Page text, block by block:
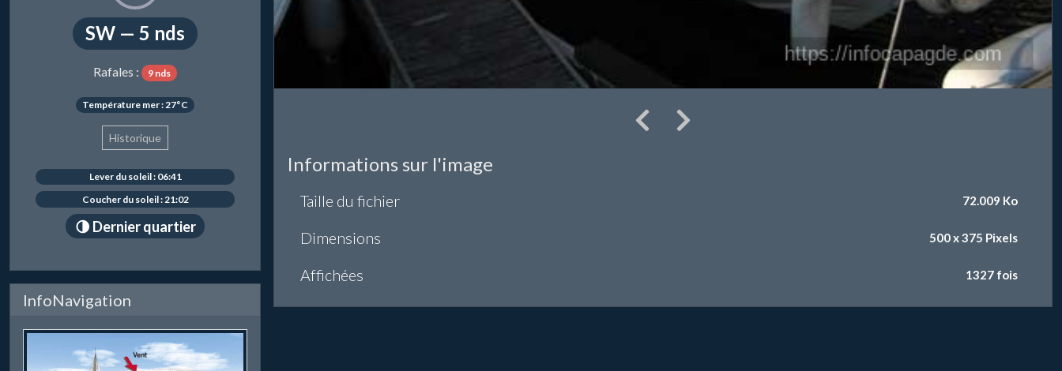
SW — 5 nds
Rafales : 9 nds
Température mer : 27°C
Historique
Lever du soleil : 06:41
Coucher du soleil : 21:02
🌗 Dernier quartier
InfoNavigation
Informations sur l'image
Taille du fichier 72.009 Ko
Dimensions 500 x 375 Pixels
Affichées 1327 fois